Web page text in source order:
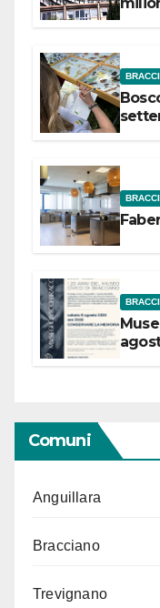
Comuni
Anguillara
Bracciano
Trevignano